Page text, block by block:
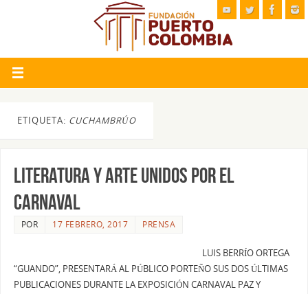
ETIQUETA: CUCHAMBRÚO
LITERATURA Y ARTE UNIDOS POR EL
CARNAVAL
POR 17 FEBRERO, 2017 PRENSA
LUIS BERRÍO ORTEGA
“GUANDO”, PRESENTARÁ AL PÚBLICO PORTEÑO SUS DOS ÚLTIMAS
PUBLICACIONES DURANTE LA EXPOSICIÓN CARNAVAL PAZ Y